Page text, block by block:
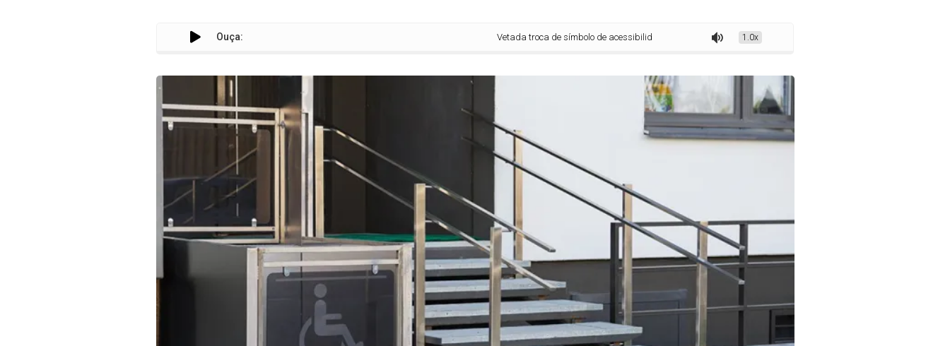
Ouça: Vetada troca de símbolo de acessibilidade por novo desenho internacional
1.0x